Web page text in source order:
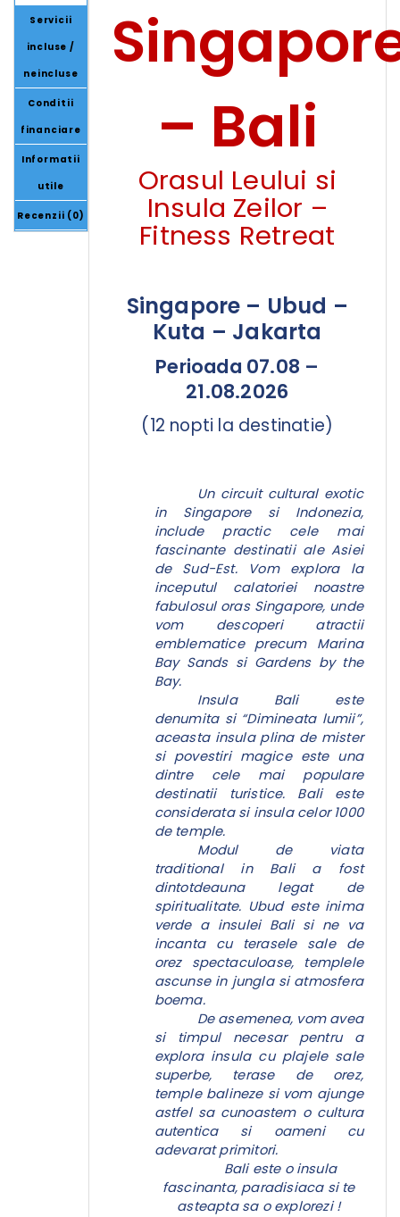
Servicii
incluse /
neincluse
Conditii
financiare
Informatii
utile
Recenzii (0)
– Bali
Orasul Leului si
Insula Zeilor –
Fitness Retreat
Singapore – Ubud –
Kuta – Jakarta
Perioada 07.08 –
21.08.2026
(12 nopti la destinatie)
Un circuit cultural exotic
in Singapore si Indonezia,
include practic cele mai
fascinante destinatii ale Asiei
de Sud-Est. Vom explora la
inceputul calatoriei noastre
fabulosul oras Singapore, unde
vom descoperi atractii
emblematice precum Marina
Bay Sands si Gardens by the
Bay.
Insula Bali este
denumita si “Dimineata lumii”,
aceasta insula plina de mister
si povestiri magice este una
dintre cele mai populare
destinatii turistice. Bali este
considerata si insula celor 1000
de temple.
Modul de viata
traditional in Bali a fost
dintotdeauna legat de
spiritualitate. Ubud este inima
verde a insulei Bali si ne va
incanta cu terasele sale de
orez spectaculoase, templele
ascunse in jungla si atmosfera
boema.
De asemenea, vom avea
si timpul necesar pentru a
explora insula cu plajele sale
superbe, terase de orez,
temple balineze si vom ajunge
astfel sa cunoastem o cultura
autentica si oameni cu
adevarat primitori.
Bali este o insula
fascinanta, paradisiaca si te
asteapta sa o explorezi !